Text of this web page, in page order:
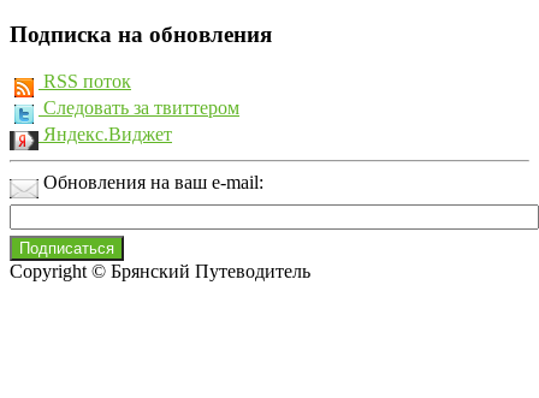
Подписка на обновления
RSS поток
Следовать за твиттером
Яндекс.Виджет
Обновления на ваш e-mail:
Copyright © Брянский Путеводитель